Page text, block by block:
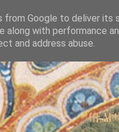
from Google to deliver its
along with performance
and address abuse.